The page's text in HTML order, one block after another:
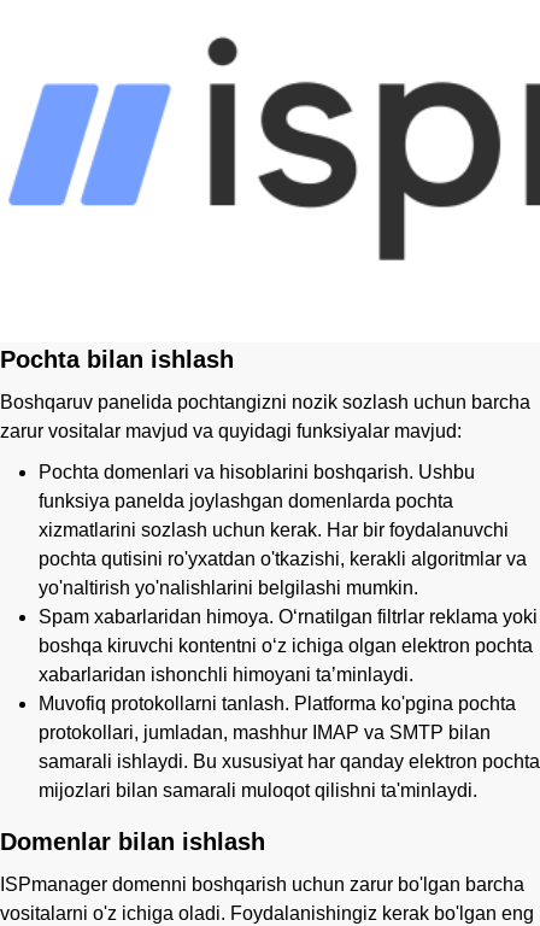
Pochta bilan ishlash
Boshqaruv panelida pochtangizni nozik sozlash uchun barcha
zarur vositalar mavjud va quyidagi funksiyalar mavjud:
Pochta domenlari va hisoblarini boshqarish. Ushbu
funksiya panelda joylashgan domenlarda pochta
xizmatlarini sozlash uchun kerak. Har bir foydalanuvchi
pochta qutisini ro'yxatdan o'tkazishi, kerakli algoritmlar va
yo'naltirish yo'nalishlarini belgilashi mumkin.
Spam xabarlaridan himoya. Oʻrnatilgan filtrlar reklama yoki
boshqa kiruvchi kontentni oʻz ichiga olgan elektron pochta
xabarlaridan ishonchli himoyani taʼminlaydi.
Muvofiq protokollarni tanlash. Platforma ko'pgina pochta
protokollari, jumladan, mashhur IMAP va SMTP bilan
samarali ishlaydi. Bu xususiyat har qanday elektron pochta
mijozlari bilan samarali muloqot qilishni ta'minlaydi.
Domenlar bilan ishlash
ISPmanager domenni boshqarish uchun zarur bo'lgan barcha
vositalarni o'z ichiga oladi. Foydalanishingiz kerak bo'lgan eng